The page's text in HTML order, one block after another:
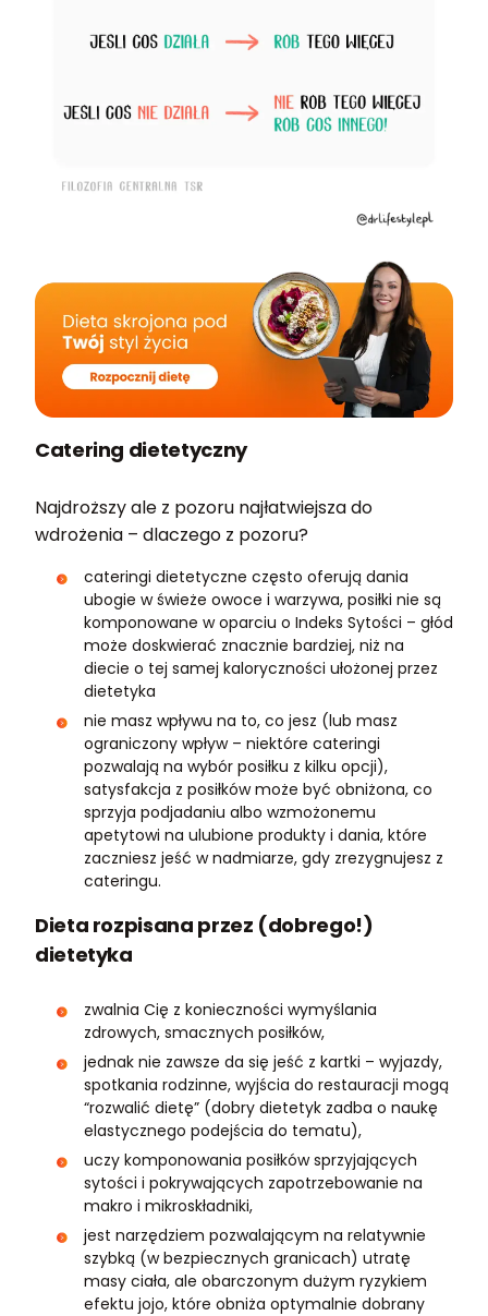
Catering dietetyczny
Najdroższy ale z pozoru najłatwiejsza do
wdrożenia – dlaczego z pozoru?
cateringi dietetyczne często oferują dania
ubogie w świeże owoce i warzywa, posiłki nie są
komponowane w oparciu o Indeks Sytości – głód
może doskwierać znacznie bardziej, niż na
diecie o tej samej kaloryczności ułożonej przez
dietetyka
nie masz wpływu na to, co jesz (lub masz
ograniczony wpływ – niektóre cateringi
pozwalają na wybór posiłku z kilku opcji),
satysfakcja z posiłków może być obniżona, co
sprzyja podjadaniu albo wzmożonemu
apetytowi na ulubione produkty i dania, które
zaczniesz jeść w nadmiarze, gdy zrezygnujesz z
cateringu.
Dieta rozpisana przez (dobrego!)
dietetyka
zwalnia Cię z konieczności wymyślania
zdrowych, smacznych posiłków,
jednak nie zawsze da się jeść z kartki – wyjazdy,
spotkania rodzinne, wyjścia do restauracji mogą
“rozwalić dietę” (dobry dietetyk zadba o naukę
elastycznego podejścia do tematu),
uczy komponowania posiłków sprzyjających
sytości i pokrywających zapotrzebowanie na
makro i mikroskładniki,
jest narzędziem pozwalającym na relatywnie
szybką (w bezpiecznych granicach) utratę
masy ciała, ale obarczonym dużym ryzykiem
efektu jojo, które obniża optymalnie dobrany